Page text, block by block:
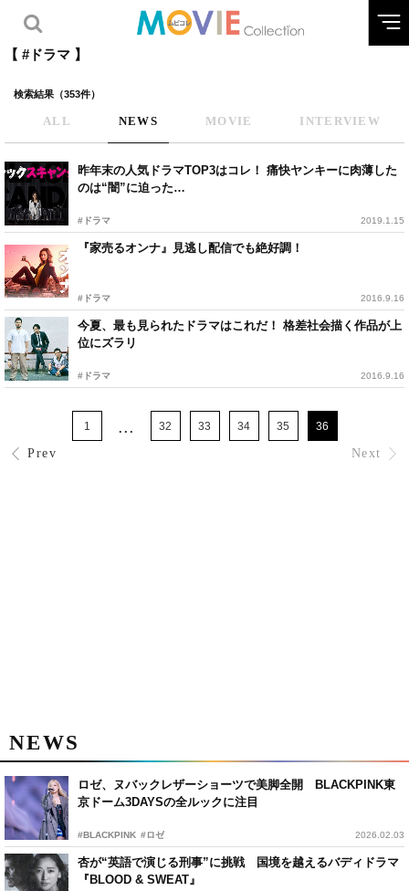
【 #ドラマ 】
検索結果（353件）
ALL NEWS MOVIE INTERVIEW
昨年末の人気ドラマTOP3はコレ！ 痛快ヤンキーに肉薄した
のは“闇”に迫った…
#ドラマ 2019.1.15
『家売るオンナ』見逃し配信でも絶好調！
#ドラマ 2016.9.16
今夏、最も見られたドラマはこれだ！ 格差社会描く作品が上
位にズラリ
#ドラマ 2016.9.16
Prev
1 ... 32 33 34 35 36
Next
NEWS
ロゼ、ヌバックレザーショーツで美脚全開 BLACKPINK東
京ドーム3DAYSの全ルックに注目
#BLACKPINK #ロゼ 2026.02.03
杏が“英語で演じる刑事”に挑戦 国境を越えるバディドラマ
『BLOOD & SWEAT』